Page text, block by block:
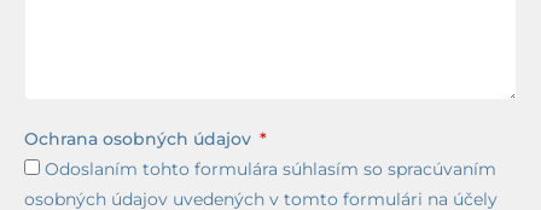
Ochrana osobných údajov
Odoslaním tohto formulára súhlasím so spracúvaním
osobných údajov uvedených v tomto formulári na účely